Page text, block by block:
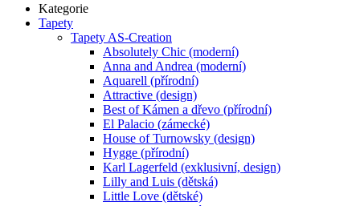
Kategorie
Tapety
Tapety AS-Creation
Absolutely Chic (moderní)
Anna and Andrea (moderní)
Aquarell (přírodní)
Attractive (design)
Best of Kámen a dřevo (přírodní)
El Palacio (zámecké)
House of Turnowsky (design)
Hygge (přírodní)
Karl Lagerfeld (exklusivní, design)
Lilly and Luis (dětská)
Little Love (dětské)